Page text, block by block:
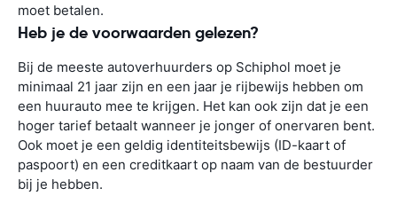
moet betalen.
Heb je de voorwaarden gelezen?
Bij de meeste autoverhuurders op Schiphol moet je
minimaal 21 jaar zijn en een jaar je rijbewijs hebben om
een huurauto mee te krijgen. Het kan ook zijn dat je een
hoger tarief betaalt wanneer je jonger of onervaren bent.
Ook moet je een geldig identiteitsbewijs (ID-kaart of
paspoort) en een creditkaart op naam van de bestuurder
bij je hebben.